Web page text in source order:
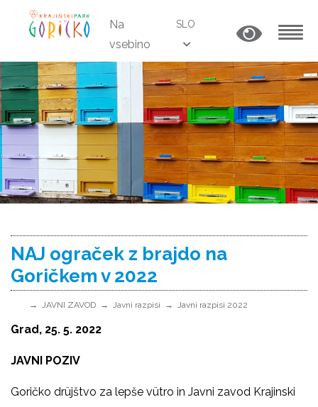
Na
vsebino
SLO
NAJ ograček z brajdo na
Goričkem v 2022
JAVNI ZAVOD Javni razpisi Javni razpisi 2022
Grad, 25. 5. 2022
JAVNI POZIV
Goričko drüjštvo za lepše vütro in Javni zavod Krajinski